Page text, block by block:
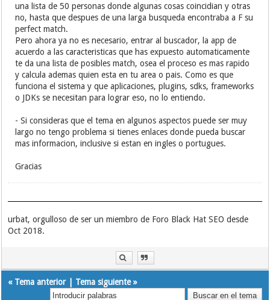
una lista de 50 personas donde algunas cosas coincidian y otras
no, hasta que despues de una larga busqueda encontraba a F su
perfect match.
Pero ahora ya no es necesario, entrar al buscador, la app de
acuerdo a las caracteristicas que has expuesto automaticamente
te da una lista de posibles match, osea el proceso es mas rapido
y calcula ademas quien esta en tu area o pais. Como es que
funciona el sistema y que aplicaciones, plugins, sdks, frameworks
o JDKs se necesitan para lograr eso, no lo entiendo.
- Si consideras que el tema en algunos aspectos puede ser muy
largo no tengo problema si tienes enlaces donde pueda buscar
mas informacion, inclusive si estan en ingles o portugues.
Gracias
urbat, orgulloso de ser un miembro de Foro Black Hat SEO desde
Oct 2018.
« Tema anterior| Tema siguiente»